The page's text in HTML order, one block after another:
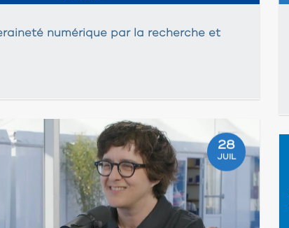
numérique par la recherche et
28
JUIL